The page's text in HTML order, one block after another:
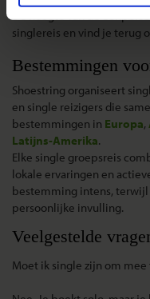
De hoogte van de
singlereis en vind je terug
Bestemmingen
Shoestring organiseert
en single reizigers die
bestemmingen in Europa,
Latijns-Amerika.
Elke single groepsreis
lokale ervaringen en
bestemming intens,
persoonlijke invulling.
Veelgestelde
Moet ik single zijn om mee